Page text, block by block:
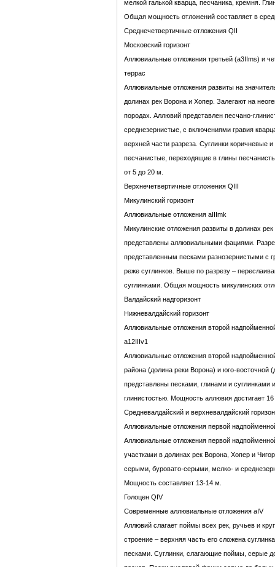
мелкой галькой кварца, песчаника, кремня.
Общая мощность отложений составляет в
Среднечетвертичные отложения QII
Московский горизонт
Аллювиальные отложения третьей (a3IIms) и
террас
Аллювиальные отложения развиты на
долинах рек Ворона и Хопер. Залегают на
породах. Аллювий представлен песчано-
среднезернистые, с включениями гравия
верхней части разреза. Суглинки коричневые
песчанистые, переходящие в глины
от 5 до 20 м.
Верхнечетвертичные отложения QIII
Микулинский горизонт
Аллювиальные отложения aIIImk
Микулинские отложения развиты в долинах
представлены аллювиальными фациями.
представленным песками разнозернистыми с
реже суглинков. Выше по разрезу –
суглинками. Общая мощность микулинских
Валдайский надгоризонт
Нижневалдайский горизонт
Аллювиальные отложения второй
a12IIIv1
Аллювиальные отложения второй
района (долина реки Ворона) и юго-восточной
представлены песками, глинами и суглинками
глинистостью. Мощность аллювия достигает
Средневалдайский и верхневалдайский
Аллювиальные отложения первой
Аллювиальные отложения первой
участками в долинах рек Ворона, Хопер и
серыми, буровато-серыми, мелко- и
Мощность составляет 13-14 м.
Голоцен QIV
Cовременные аллювиальные отложения aIV
Аллювий слагает поймы всех рек, ручьев и
строение – верхняя часть его сложена
песками. Суглинки, слагающие поймы, серые